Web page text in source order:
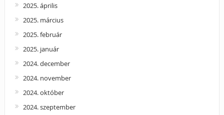
2025. április
2025. március
2025. február
2025. január
2024. december
2024. november
2024. október
2024. szeptember